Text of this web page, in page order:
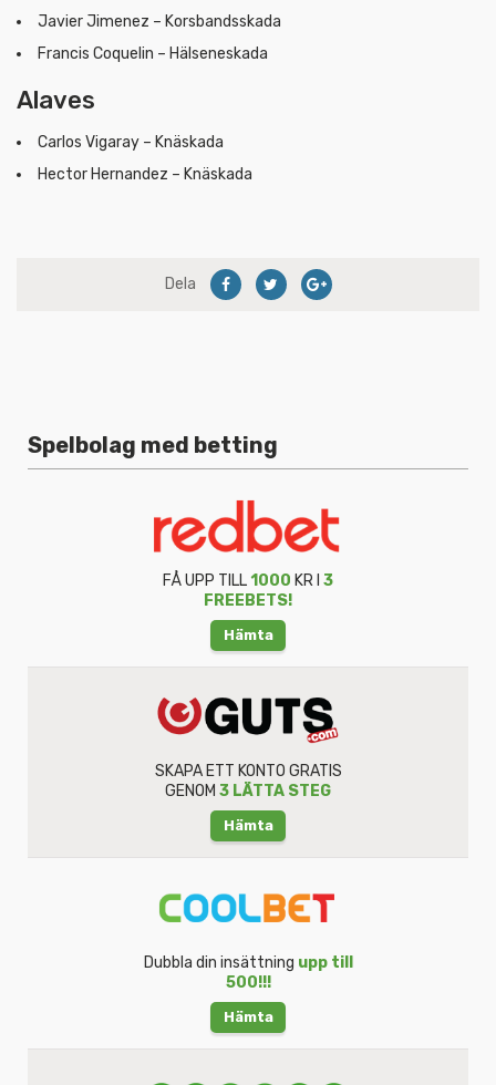
Javier Jimenez – Korsbandsskada
Francis Coquelin – Hälseneskada
Alaves
Carlos Vigaray – Knäskada
Hector Hernandez – Knäskada
Dela
Spelbolag med betting
FÅ UPP TILL1000 KR I 3
FREEBETS!
Hämta
SKAPA ETT KONTO GRATIS
GENOM 3 LÄTTA STEG
Hämta
Dubbla din insättning upp till
500!!!
Hämta